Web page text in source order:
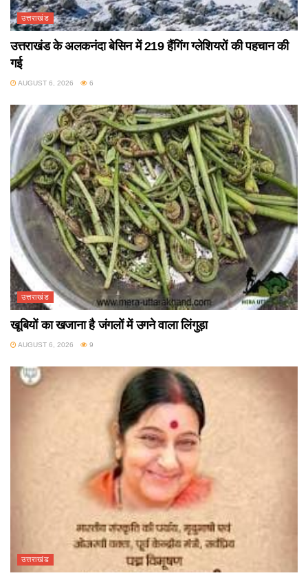
उत्तराखंड
उत्तराखंड के अलकनंदा बेसिन में 219 हैंगिंग ग्लेशियरों की पहचान की
गई
AUGUST 6, 2026 6
उत्तराखंड
खूबियों का खजाना है जंगलों में उगने वाला लिंगुड़ा
AUGUST 6, 2026 9
उत्तराखंड